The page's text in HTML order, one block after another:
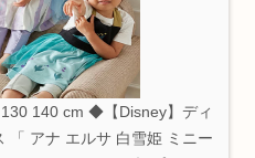
140 cm ◆【Disney】ディ
「 アナ エルサ 白雪姫 ミニー